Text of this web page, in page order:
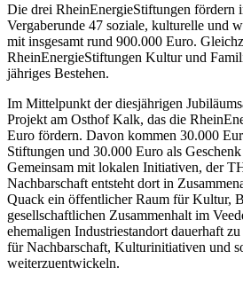
Die drei RheinEnergieStiftungen fördern
Vergaberunde 47 soziale, kulturelle und
mit insgesamt rund 900.000 Euro.
RheinEnergieStiftungen Kultur und
jähriges Bestehen.
Im Mittelpunkt der diesjährigen
Projekt am Osthof Kalk, das die
Euro fördern. Davon kommen 30.000
Stiftungen und 30.000 Euro als
Gemeinsam mit lokalen Initiativen, der
Nachbarschaft entsteht dort in
Quack ein öffentlicher Raum für Kultur,
gesellschaftlichen Zusammenhalt im
ehemaligen Industriestandort dauerhaft
für Nachbarschaft, Kulturinitiativen und
weiterzuentwickeln.